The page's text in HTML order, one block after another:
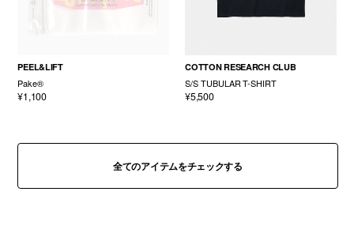
PEEL&LIFT
Pake®
¥1,100
COTTON RESEARCH CLUB
S/S TUBULAR T-SHIRT
¥5,500
全てのアイテムをチェックする